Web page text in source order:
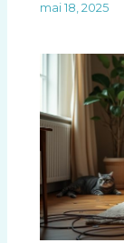
mai 18, 2025